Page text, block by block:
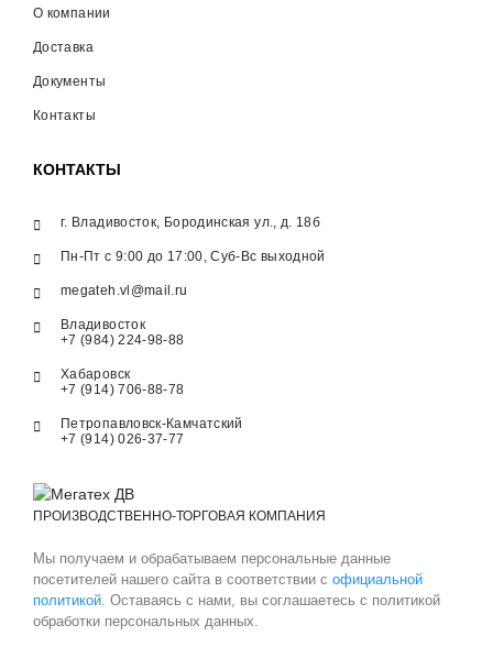
ПРОИЗВОДСТВЕННО-ТОРГОВАЯ КОМПАНИЯ
Мы получаем и обрабатываем персональные данные
посетителей нашего сайта в соответствии с официальной
политикой . Оставаясь с нами, вы соглашаетесь с политикой
обработки персональных данных.
О компании
Доставка
Документы
Контакты
КОНТАКТЫ
г. Владивосток, Бородинская ул., д. 18б
Пн-Пт с 9:00 до 17:00, Суб-Вс выходной
megateh.vl@mail.ru
Владивосток
+7 (984) 224-98-88
Хабаровск
+7 (914) 706-88-78
Петропавловск-Камчатский
+7 (914) 026-37-77